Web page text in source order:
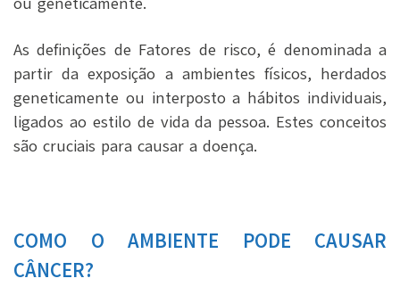
As definições de Fatores de risco, é denominada a
partir da exposição a ambientes físicos, herdados
geneticamente ou interposto a hábitos individuais,
ligados ao estilo de vida da pessoa. Estes conceitos
são cruciais para causar a doença.
COMO O AMBIENTE PODE CAUSAR
CÂNCER?